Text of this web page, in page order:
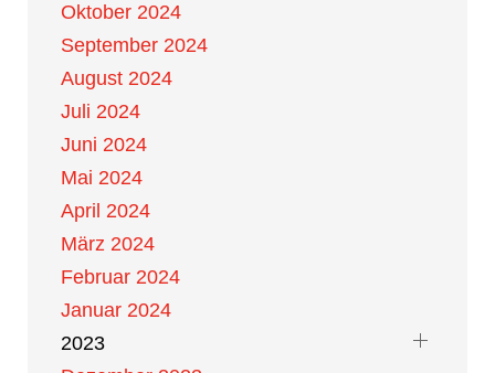
Oktober 2024
September 2024
August 2024
Juli 2024
Juni 2024
Mai 2024
April 2024
März 2024
Februar 2024
Januar 2024
2023